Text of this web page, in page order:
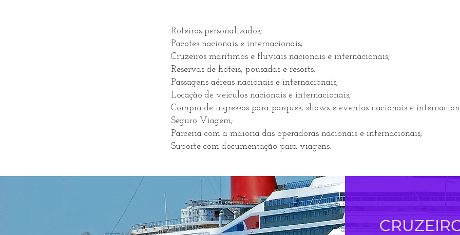
Roteiros personalizados;
Pacotes nacionais e internacionais;
Cruzeiros marítimos e fluviais nacionais e internacionais;
Reservas de hotéis, pousadas e resorts;
Passagens aéreas nacionais e internacionais;
Locação de veículos nacionais e internacionais;
Compra de ingressos para parques, shows e eventos nacionais e
Seguro Viagem;
Parceria com a maioria das operadoras nacionais e internacionais;
Suporte com documentação para viagens.